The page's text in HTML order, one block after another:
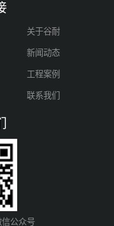
关于谷耐
新闻动态
工程案例
联系我们
公众号